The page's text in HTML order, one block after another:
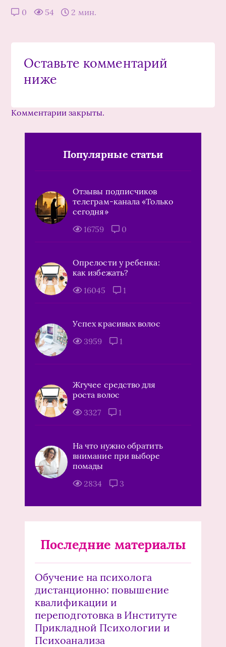
0 54 2 мин.
Оставьте комментарий
ниже
Комментарии закрыты.
Популярные статьи
Отзывы подписчиков
телеграм-канала «Только
сегодня»
16759
0
Опрелости у ребенка:
как избежать?
16045
1
Успех красивых волос
3959
1
Жгучее средство для
роста волос
3327
1
На что нужно обратить
внимание при выборе
помады
2834
3
Последние материалы
Обучение на психолога
дистанционно: повышение
квалификации и
переподготовка в Институте
Прикладной Психологии и
Психоанализа